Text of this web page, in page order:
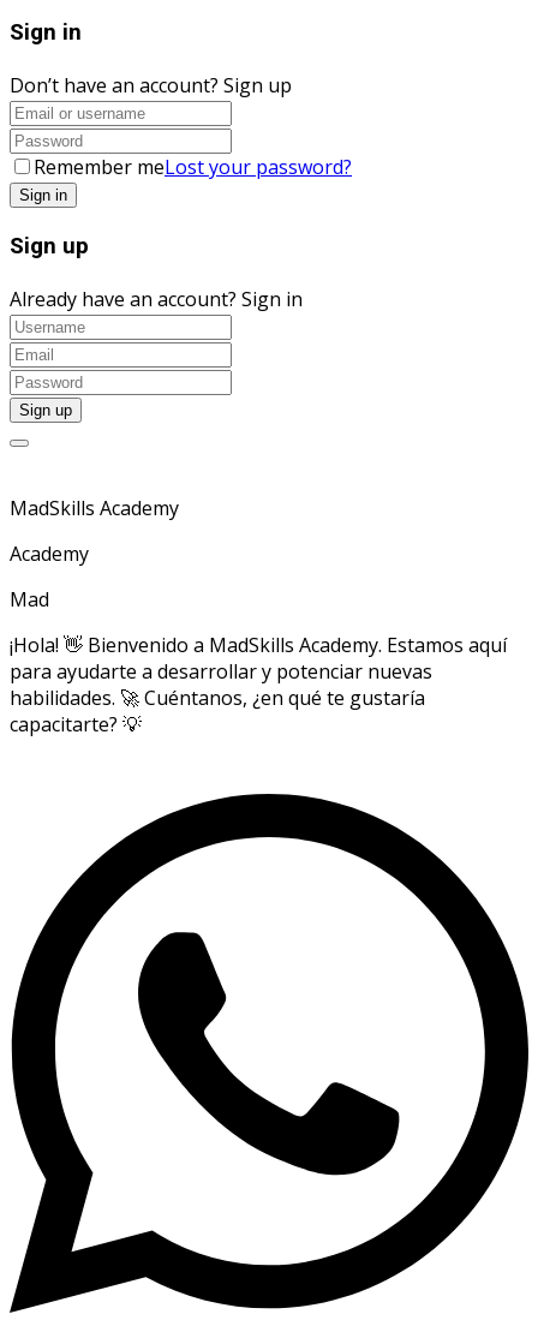
Sign in
Don’t have an account? Sign up
Remember meLost your password?
Sign up
Already have an account? Sign in
MadSkills Academy
Academy
Mad
¡Hola! 👋 Bienvenido a MadSkills Academy. Estamos aquí
para ayudarte a desarrollar y potenciar nuevas
habilidades. 🚀 Cuéntanos, ¿en qué te gustaría
capacitarte? 💡